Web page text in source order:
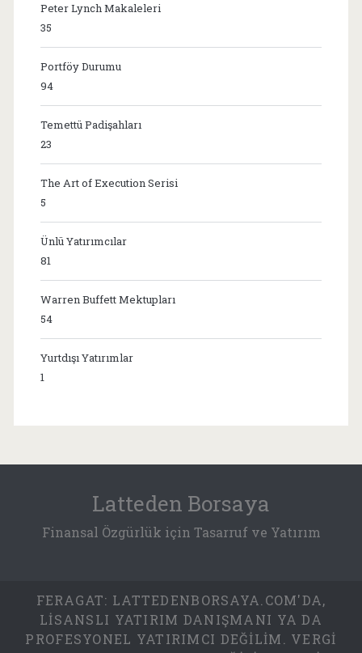
Peter Lynch Makaleleri
35
Portföy Durumu
94
Temettü Padişahları
23
The Art of Execution Serisi
5
Ünlü Yatırımcılar
81
Warren Buffett Mektupları
54
Yurtdışı Yatırımlar
1
Latteden Borsaya
Finansal Özgürlük için Tasarruf ve Yatırım
FERAGAT: LATTEDENBORSAYA.COM'DA,
LISANSLI YATIRIM DANIŞMANI YA DA
PROFESYONEL YATIRIMCI DEĞILIM. VERGI